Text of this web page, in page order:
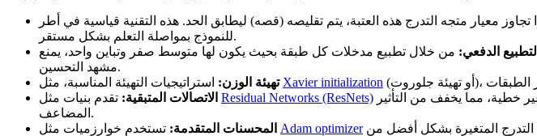
للنموذج بمواصلة التعلم بشكل مستقر.
التطبيع الدفعي:
مشهد التحسين.
تهيئة الوزن:استراتيجيات التهيئة المناسبة، مثل Xavier initialization
الاتصالات المتبقية: Residual Networks (ResNets)
المضاعف.
المحسنات المتقدمة: Adam optimizer